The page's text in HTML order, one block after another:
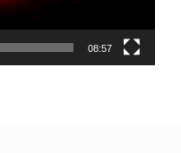
08:57